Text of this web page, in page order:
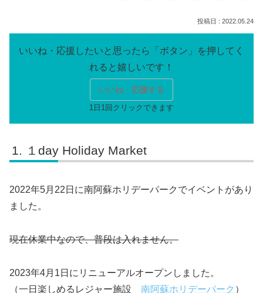
2022.05.24
いいね・応援する
１day Holiday Market
2022年5月22日に南阿蘇ホリデーパークでイベントがあり
ました。
現在休業中なので、普段は入れません。
2023年4月1日にリニューアルオープンしました。
（一日楽しめるレジャー施設 南阿蘇ホリデーパーク ）